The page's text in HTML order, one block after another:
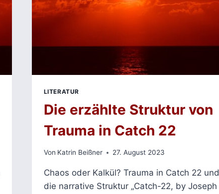
LITERATUR
Die erzählte Struktur von
Trauma in Catch 22
Von Katrin Beißner 27. August 2023
Chaos oder Kalkül? Trauma in Catch 22 und
die narrative Struktur „Catch-22, by Joseph